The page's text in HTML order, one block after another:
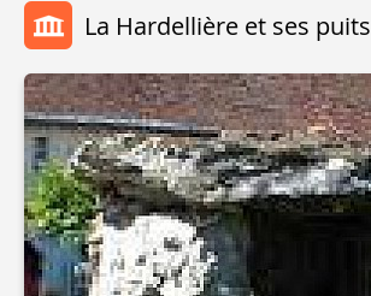
La Hardellière et ses puits